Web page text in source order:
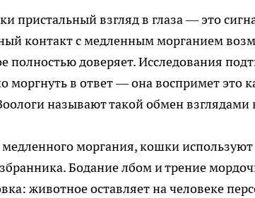
пристальный взгляд в глаза — это
контакт с медленным морганием
полностью доверяет. Исследования
моргнуть в ответ — она воспримет это
называют такой обмен
моргания, кошки используют
Бодание лбом и трение
животное оставляет на человеке